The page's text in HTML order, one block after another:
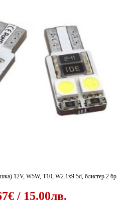
12V, W5W, T10, W2.1x9.5d, блистер 2 бр.
/ 15.00лв.